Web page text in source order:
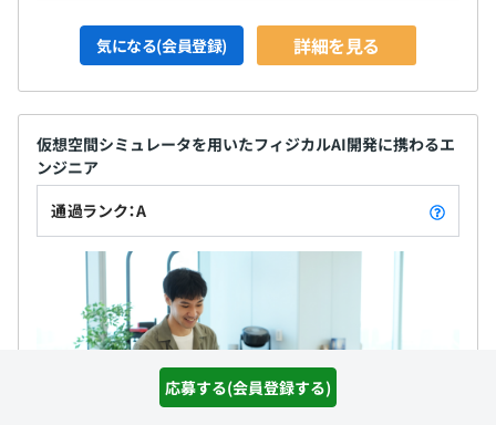
応募する(会員登録する)
気になる(会員登録) 詳細を見る
仮想空間シミュレータを用いたフィジカルAI開発に携わるエ
ンジニア
通過ランク：A